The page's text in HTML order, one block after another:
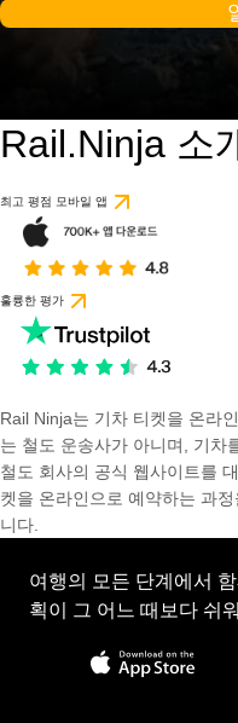
Rail.Ninja 소
최고 평점 모바일 앱
훌륭한 평가
Rail Ninja는 기차 티켓을 온라
는 철도 운송사가 아니며, 기차
철도 회사의 공식 웹사이트를
켓을 온라인으로 예약하는 과
니다.
여행의 모든 단계에서
획이 그 어느 때보다 쉬